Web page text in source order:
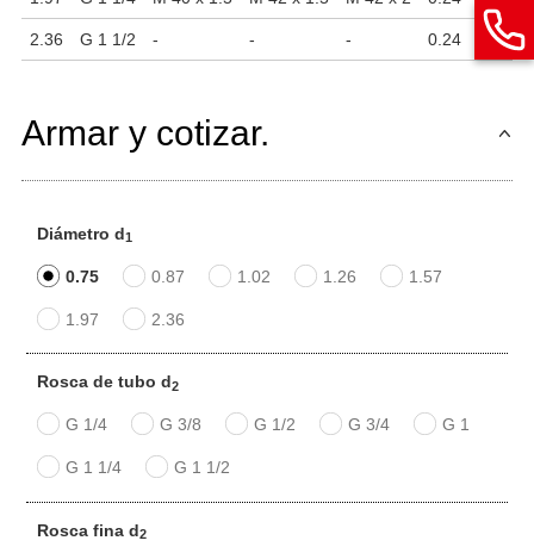
2.36 G 1 1/2 - - - 0.24 2.27
Armar y cotizar.
Diámetro d1
0.75 0.87 1.02 1.26 1.57
1.97 2.36
Rosca de tubo d2
G 1/4 G 3/8 G 1/2 G 3/4 G 1
G 1 1/4 G 1 1/2
Rosca fina d2